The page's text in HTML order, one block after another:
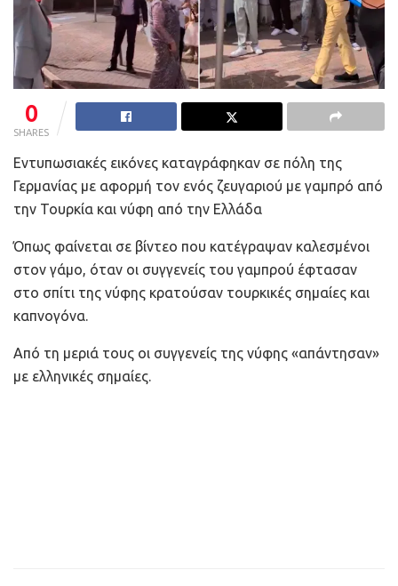
0
SHARES
Εντυπωσιακές εικόνες καταγράφηκαν σε πόλη της
Γερμανίας με αφορμή τον ενός ζευγαριού με γαμπρό από
την Τουρκία και νύφη από την Ελλάδα
Όπως φαίνεται σε βίντεο που κατέγραψαν καλεσμένοι
στον γάμο, όταν οι συγγενείς του γαμπρού έφτασαν
στο σπίτι της νύφης κρατούσαν τουρκικές σημαίες και
καπνογόνα.
Από τη μεριά τους οι συγγενείς της νύφης «απάντησαν»
με ελληνικές σημαίες.